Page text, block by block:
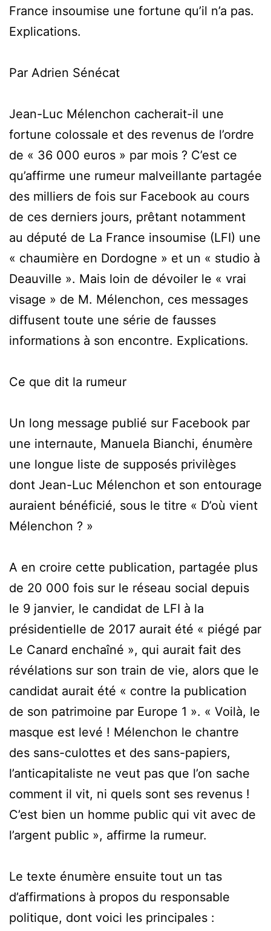
France insoumise une fortune qu’il n’a pas.
Explications.
Par Adrien Sénécat
Jean-Luc Mélenchon cacherait-il une
fortune colossale et des revenus de l’ordre
de « 36 000 euros » par mois ? C’est ce
qu’affirme une rumeur malveillante partagée
des milliers de fois sur Facebook au cours
de ces derniers jours, prêtant notamment
au député de La France insoumise (LFI) une
« chaumière en Dordogne » et un « studio à
Deauville ». Mais loin de dévoiler le « vrai
visage » de M. Mélenchon, ces messages
diffusent toute une série de fausses
informations à son encontre. Explications.
Ce que dit la rumeur
Un long message publié sur Facebook par
une internaute, Manuela Bianchi, énumère
une longue liste de supposés privilèges
dont Jean-Luc Mélenchon et son entourage
auraient bénéficié, sous le titre « D’où vient
Mélenchon ? »
A en croire cette publication, partagée plus
de 20 000 fois sur le réseau social depuis
le 9 janvier, le candidat de LFI à la
présidentielle de 2017 aurait été « piégé par
Le Canard enchaîné », qui aurait fait des
révélations sur son train de vie, alors que le
candidat aurait été « contre la publication
de son patrimoine par Europe 1 ». « Voilà, le
masque est levé ! Mélenchon le chantre
des sans-culottes et des sans-papiers,
l’anticapitaliste ne veut pas que l’on sache
comment il vit, ni quels sont ses revenus !
C’est bien un homme public qui vit avec de
l’argent public », affirme la rumeur.
Le texte énumère ensuite tout un tas
d’affirmations à propos du responsable
politique, dont voici les principales :